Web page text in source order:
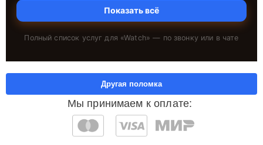
Показать всё
Полный список услуг для «Watch» — по звонку или в чате
Мы принимаем к оплате:
Другая поломка